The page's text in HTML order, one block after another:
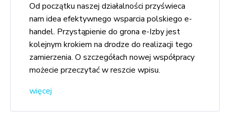
Od początku naszej działalności przyświeca
nam idea efektywnego wsparcia polskiego e-
handel. Przystąpienie do grona e-Izby jest
kolejnym krokiem na drodze do realizacji tego
zamierzenia. O szczegółach nowej współpracy
możecie przeczytać w reszcie wpisu.
więcej